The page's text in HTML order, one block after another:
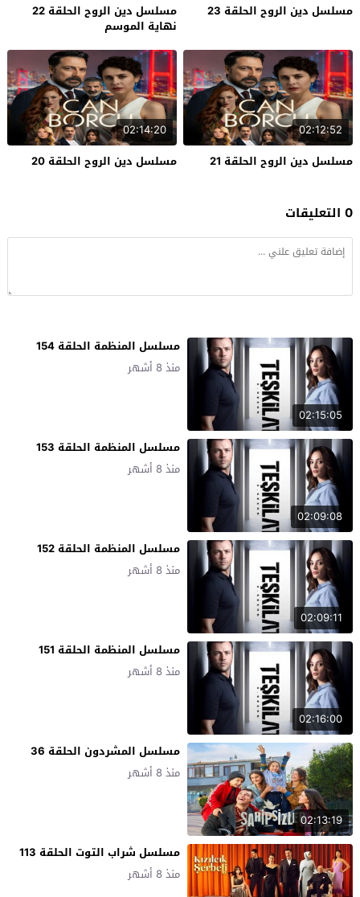
مسلسل دين الروح الحلقة 23
مسلسل دين الروح الحلقة 22
نهاية الموسم
02:12:52
مسلسل دين الروح الحلقة 21
02:14:20
مسلسل دين الروح الحلقة 20
0 التعليقات
02:15:05
مسلسل المنظمة الحلقة 154
منذ 8 أشهر
02:09:08
مسلسل المنظمة الحلقة 153
منذ 8 أشهر
02:09:11
مسلسل المنظمة الحلقة 152
منذ 8 أشهر
02:16:00
مسلسل المنظمة الحلقة 151
منذ 8 أشهر
02:13:19
مسلسل المشردون الحلقة 36
منذ 8 أشهر
مسلسل شراب التوت الحلقة 113
منذ 8 أشهر